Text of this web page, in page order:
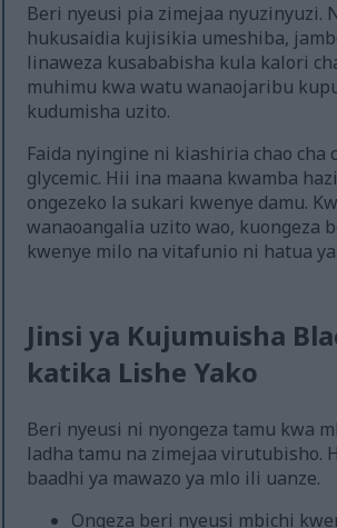
Beri nyeusi pia zimejaa nyuzinyuzi.
hukusaidia kujisikia umeshiba,
linaweza kusababisha kula kalori
muhimu kwa watu wanaojaribu
kudumisha uzito.
Faida nyingine ni kiashiria chao cha
glycemic. Hii ina maana kwamba
ongezeko la sukari kwenye damu.
wanaoangalia uzito wao, kuongeza
kwenye milo na vitafunio ni hatua
Jinsi ya Kujumuisha
katika Lishe Yako
Beri nyeusi ni nyongeza tamu kwa
ladha tamu na zimejaa virutubisho.
baadhi ya mawazo ya mlo ili uanze.
Ongeza beri nyeusi mbichi